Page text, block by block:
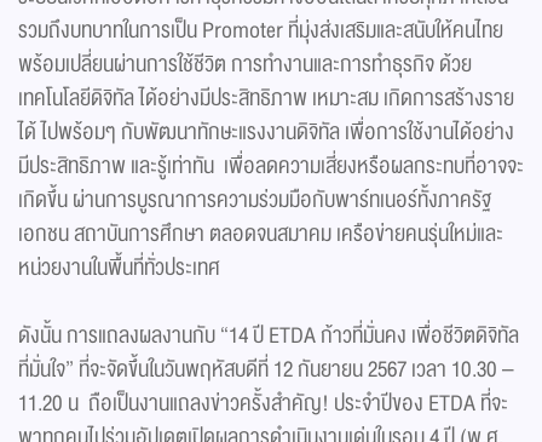
รวมถึงบทบาทในการเป็น Promoter ที่มุ่งส่งเสริมและสนับให้คนไทย
พร้อมเปลี่ยนผ่านการใช้ชีวิต การทำงานและการทำธุรกิจ ด้วย
เทคโนโลยีดิจิทัล ได้อย่างมีประสิทธิภาพ เหมาะสม เกิดการสร้างราย
ได้ ไปพร้อมๆ กับพัฒนาทักษะแรงงานดิจิทัล เพื่อการใช้งานได้อย่าง
มีประสิทธิภาพ และรู้เท่าทัน เพื่อลดความเสี่ยงหรือผลกระทบที่อาจจะ
เกิดขึ้น ผ่านการบูรณาการความร่วมมือกับพาร์ทเนอร์ทั้งภาครัฐ
เอกชน สถาบันการศึกษา ตลอดจนสมาคม เครือข่ายคนรุ่นใหม่และ
หน่วยงานในพื้นที่ทั่วประเทศ
ดังนั้น การแถลงผลงานกับ “14 ปี ETDA ก้าวที่มั่นคง เพื่อชีวิตดิจิทัล
ที่มั่นใจ” ที่จะจัดขึ้นในวันพฤหัสบดีที่ 12 กันยายน 2567 เวลา 10.30 –
11.20 น ถือเป็นงานแถลงข่าวครั้งสำคัญ! ประจำปีของ ETDA ที่จะ